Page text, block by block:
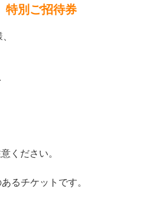
特別ご招待券
ください。
るチケットです。